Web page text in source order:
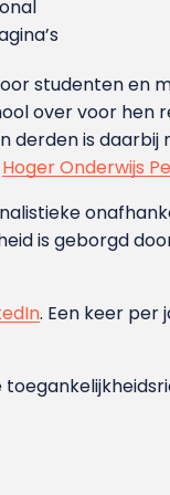
studenten en
over voor hen
is daarbij
Hoger Onderwijs
is geborgd
. Een keer per